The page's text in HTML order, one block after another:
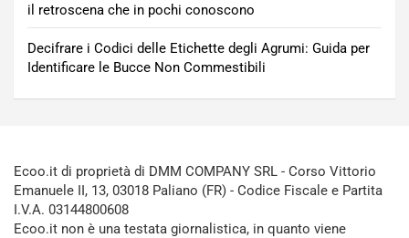
il retroscena che in pochi conoscono
Decifrare i Codici delle Etichette degli Agrumi: Guida per
Identificare le Bucce Non Commestibili
Ecoo.it di proprietà di DMM COMPANY SRL - Corso Vittorio
Emanuele II, 13, 03018 Paliano (FR) - Codice Fiscale e Partita
I.V.A. 03144800608
Ecoo.it non è una testata giornalistica, in quanto viene